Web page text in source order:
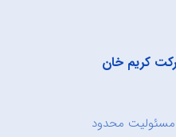
کریم خان
محدود